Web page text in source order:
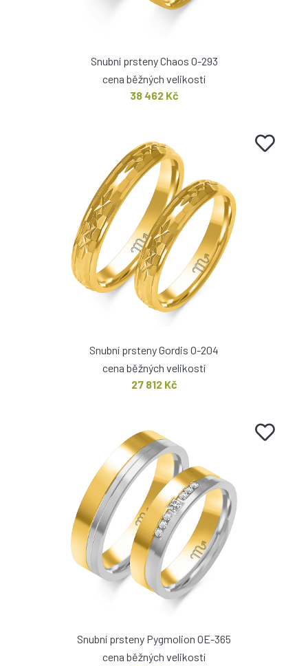
Snubní prsteny Chaos O-293
cena běžných velikostí
38 462 Kč
Snubní prsteny Gordis O-204
cena běžných velikostí
27 812 Kč
Snubní prsteny Pygmolion OE-365
cena běžných velikostí